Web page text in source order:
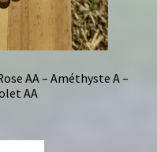
AA – Améthyste A –
AA